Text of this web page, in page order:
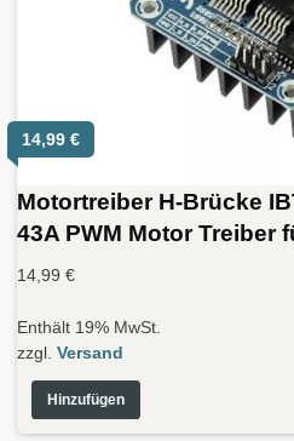
14,99 €
Motortreiber H-Brücke
43A PWM Motor Treiber
14,99 €
Enthält 19% MwSt.
zzgl. Versand
Hinzufügen